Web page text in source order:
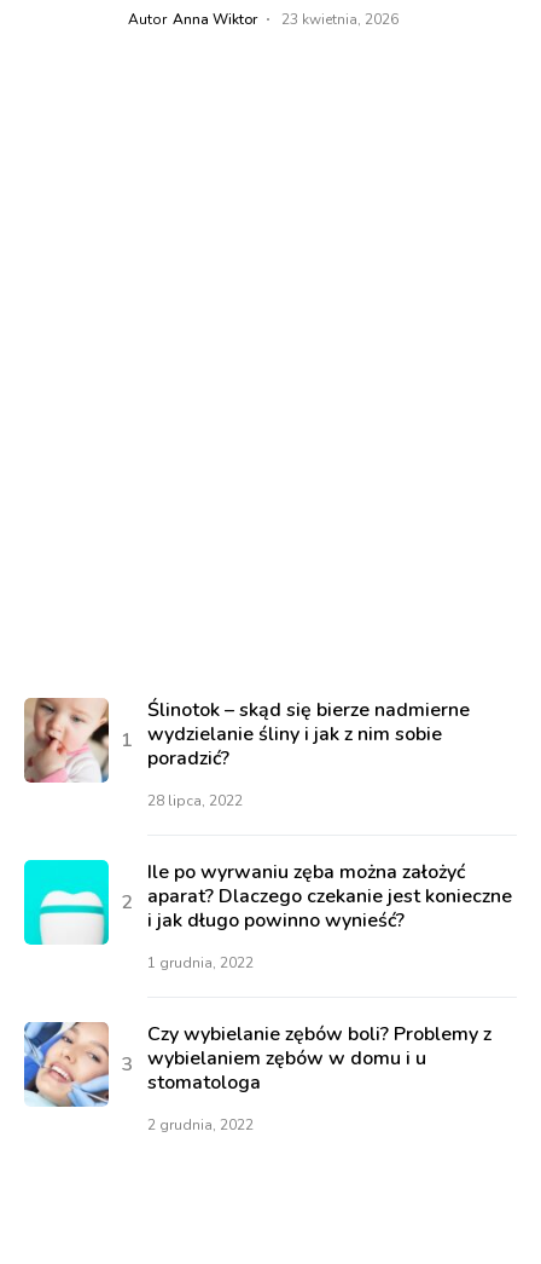
Autor Anna Wiktor 23 kwietnia, 2026
Ślinotok – skąd się bierze nadmierne
wydzielanie śliny i jak z nim sobie
poradzić?
28 lipca, 2022
Ile po wyrwaniu zęba można założyć
aparat? Dlaczego czekanie jest konieczne
i jak długo powinno wynieść?
1 grudnia, 2022
Czy wybielanie zębów boli? Problemy z
wybielaniem zębów w domu i u
stomatologa
2 grudnia, 2022